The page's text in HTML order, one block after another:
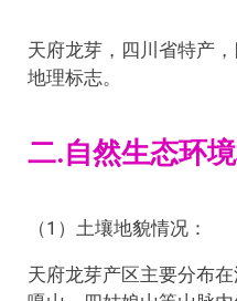
天府龙芽，四川省特产
地理标志。
二.自然生态环
（1）土壤地貌情况：
天府龙芽产区主要分布